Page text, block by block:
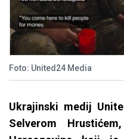
Foto: United24 Media
Ukrajinski medij
Selverom